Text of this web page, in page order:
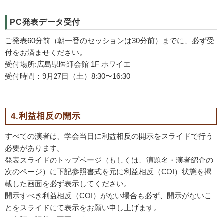
PC発表データ受付
ご発表60分前（朝一番のセッションは30分前）までに、必ず受
付をお済ませください。
受付場所:広島県医師会館 1F ホワイエ
受付時間：9月27日（土）8:30〜16:30
4.利益相反の開示
すべての演者は、学会当日に利益相反の開示をスライドで行う
必要があります。
発表スライドのトップページ（もしくは、演題名・演者紹介の
次のページ）に下記参照書式を元に利益相反（COI）状態を掲
載した画面を必ず表示してください。
開示すべき利益相反（COI）がない場合も必ず、開示がないこ
とをスライドにて表示をお願い申し上げます。